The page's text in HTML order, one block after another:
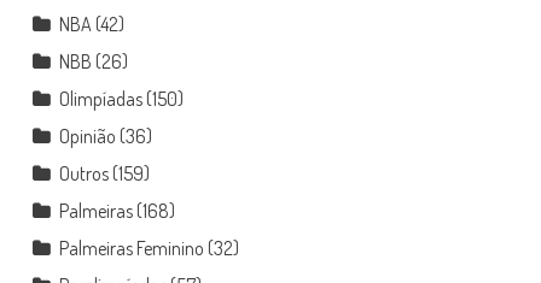
NBA (42)
NBB (26)
Olimpíadas(150)
Opinião (36)
Outros(159)
Palmeiras(168)
Palmeiras Feminino (32)